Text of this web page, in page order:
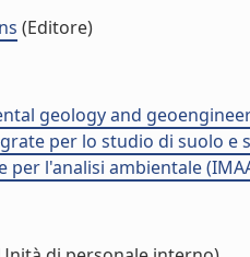
(Editore)
geology and
per lo studio di suolo e
l'analisi ambientale